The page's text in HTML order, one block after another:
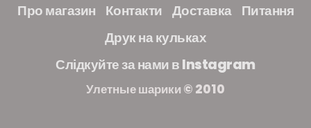
Про магазин Контакти Доставка Питання
Друк на кульках
Слідкуйте за нами в Instagram
Улетные шарики © 2010